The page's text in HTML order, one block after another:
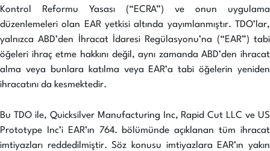
Kontrol Reformu Yasası (“ECRA”) ve onun uygulama
düzenlemeleri olan EAR yetkisi altında yayımlanmıştır. TDO’lar,
yalnızca ABD’den İhracat İdaresi Regülasyonu’na (“EAR”) tabi
öğeleri ihraç etme hakkını değil, aynı zamanda ABD’den ihracat
alma veya bunlara katılma veya EAR’a tabi öğelerin yeniden
ihracatını da kesmektedir.
Bu TDO ile, Quicksilver Manufacturing Inc, Rapid Cut LLC ve US
Prototype Inc’i EAR’ın 764. bölümünde açıklanan tüm ihracat
imtiyazları reddedilmiştir. Söz konusu imtiyazlara EAR’ın yakın